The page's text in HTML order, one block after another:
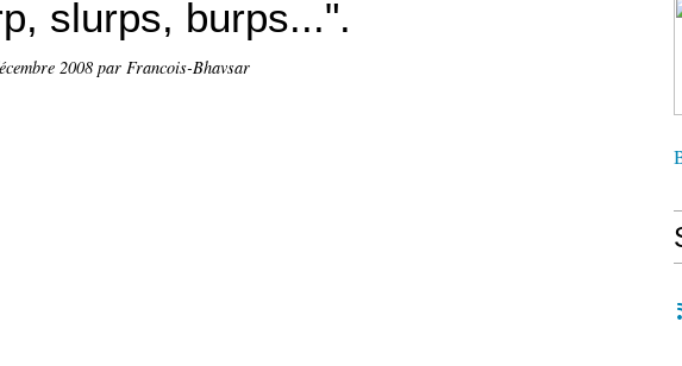
slurps, burps...".
2008 par Francois-Bhavsar